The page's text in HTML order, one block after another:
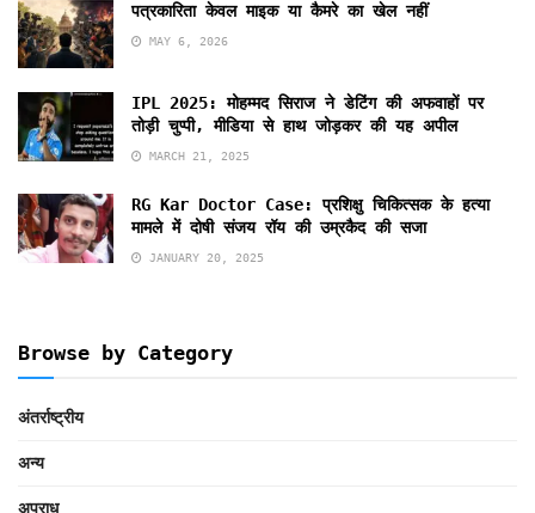
पत्रकारिता केवल माइक या कैमरे का खेल नहीं
MAY 6, 2026
IPL 2025: मोहम्मद सिराज ने डेटिंग की अफवाहों पर
तोड़ी चुप्पी, मीडिया से हाथ जोड़कर की यह अपील
MARCH 21, 2025
RG Kar Doctor Case: प्रशिक्षु चिकित्सक के हत्या
मामले में दोषी संजय रॉय की उम्रकैद की सजा
JANUARY 20, 2025
Browse by Category
अंतर्राष्ट्रीय
अन्य
अपराध